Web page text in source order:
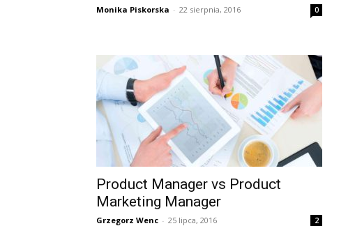
Monika Piskorska - 22 sierpnia, 2016 0
Product Manager vs Product
Marketing Manager
Grzegorz Wenc - 25 lipca, 2016 2